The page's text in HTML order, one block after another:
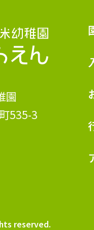
認定こ
園
535-3
reserved.